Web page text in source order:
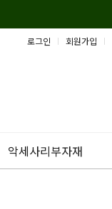
로그인 회원가입
악세사리부자재